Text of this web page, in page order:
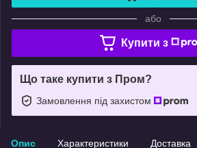
або
Купити з
Що таке купити з Пром?
Замовлення під захистом
Опис Характеристики Доставка